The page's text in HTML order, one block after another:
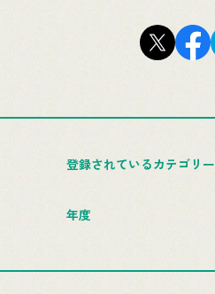
登録されているカテゴリー
年度